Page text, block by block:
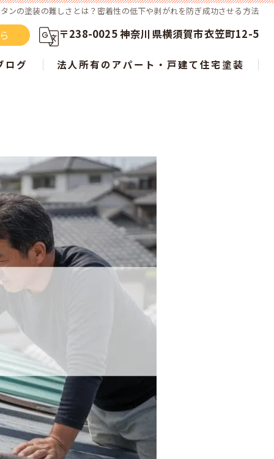
ンの塗装の難しさとは？密着性の低下や剥がれを防ぎ成功させる方法
〒238-0025 神奈川県横須賀市衣笠町12-5
ログ 法人所有のアパート・戸建て住宅塗装